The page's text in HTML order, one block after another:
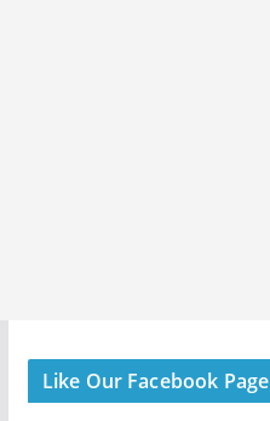
Like Our Facebook Page